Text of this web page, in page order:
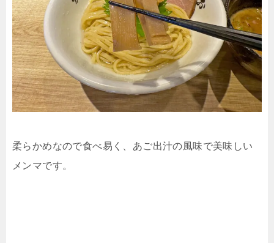
柔らかめなので食べ易く、あご出汁の風味で美味しい
メンマです。